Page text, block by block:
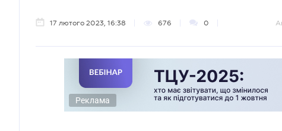
17 лютого 2023, 16:38 676 0
Реклама